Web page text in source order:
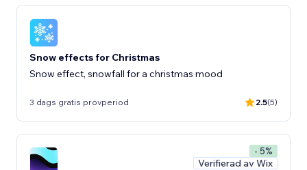
Snow effects for Christmas
Snow effect, snowfall for a christmas mood
3 dags gratis provperiod 2.5(5)
- 5%
Verifierad av Wix